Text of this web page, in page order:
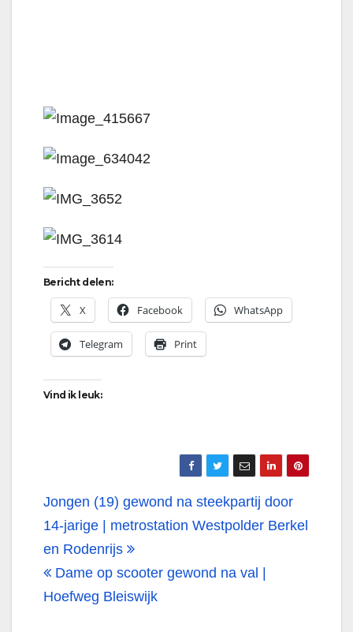
Bericht delen:
X Facebook WhatsApp
Telegram Print
Vind ik leuk:
Bericht
navigatie
Jongen (19) gewond na steekpartij door
14-jarige | metrostation Westpolder Berkel
en Rodenrijs
Dame op scooter gewond na val |
Hoefweg Bleiswijk